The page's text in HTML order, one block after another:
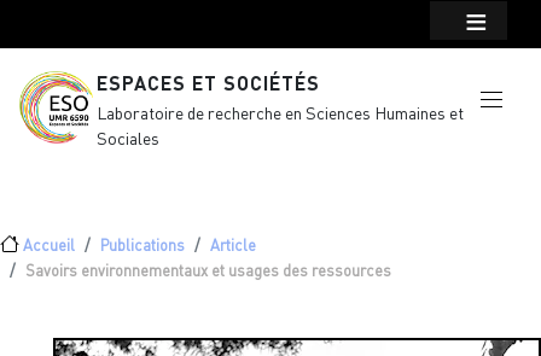
ESPACES ET SOCIÉTÉS
Laboratoire de recherche en Sciences Humaines et
Sociales
Fil d'Ariane
Accueil Publications
Article
Savoirs environnementaux et usages des ressources